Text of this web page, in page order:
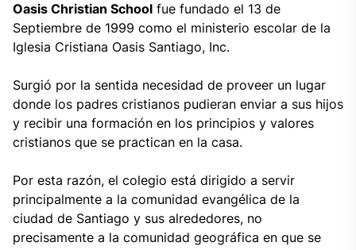
Oasis Christian School fue fundado el 13 de
Septiembre de 1999 como el ministerio escolar de la
Iglesia Cristiana Oasis Santiago, Inc.
Surgió por la sentida necesidad de proveer un lugar
donde los padres cristianos pudieran enviar a sus hijos
y recibir una formación en los principios y valores
cristianos que se practican en la casa.
Por esta razón, el colegio está dirigido a servir
principalmente a la comunidad evangélica de la
ciudad de Santiago y sus alrededores, no
precisamente a la comunidad geográfica en que se